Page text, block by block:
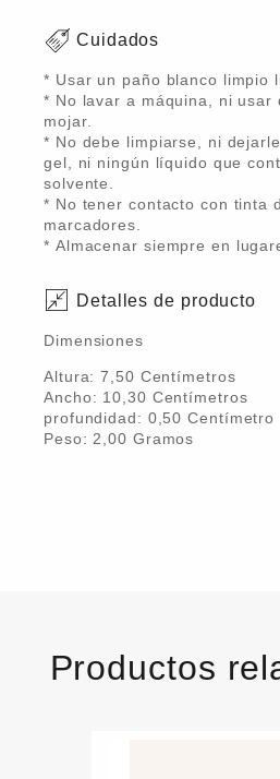
Cuidados
* Usar un paño blanco limpio
* No lavar a máquina, ni usar
mojar.
* No debe limpiarse, ni
gel, ni ningún líquido que
solvente.
* No tener contacto con tinta
marcadores.
* Almacenar siempre en
Detalles de producto
Dimensiones
Altura:7,50 Centímetros
Ancho: 10,30 Centímetros
profundidad: 0,50 Centímetro
Peso: 2,00 Gramos
Productos